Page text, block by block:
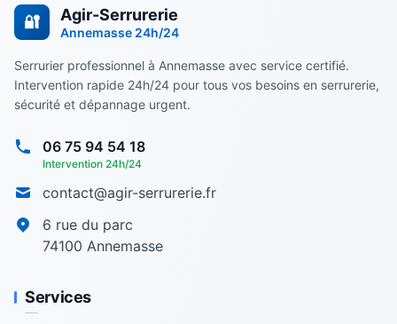
🔐 Agir-Serrurerie
Annemasse 24h/24
Serrurier professionnel à Annemasse avec service certifié.
Intervention rapide 24h/24 pour tous vos besoins en serrurerie,
sécurité et dépannage urgent.
06 75 94 54 18
Intervention 24h/24
contact@agir-serrurerie.fr
6 rue du parc
74100 Annemasse
Services